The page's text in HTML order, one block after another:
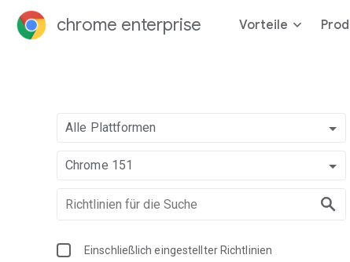
chrome enterprise Vorteile
Alle Plattformen
Chrome 151
Einschließlich eingestellter Richtlinien